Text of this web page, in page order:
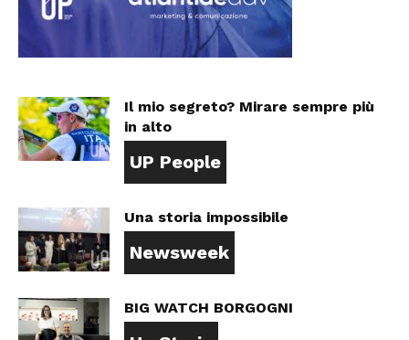
Il mio segreto? Mirare sempre più
in alto
UP People
Una storia impossibile
Newsweek
BIG WATCH BORGOGNI